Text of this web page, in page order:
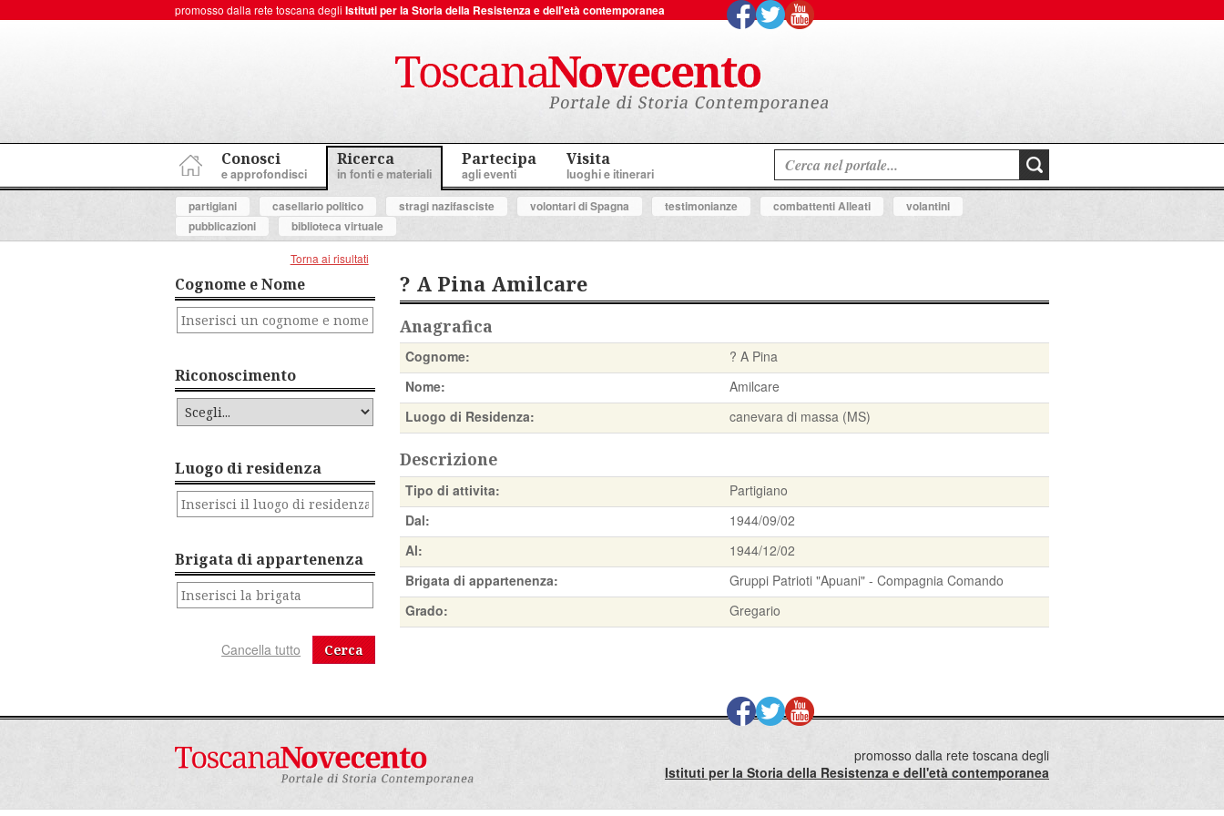
promosso dalla rete toscana degli Istituti per la Storia della Resistenza e dell'età contemporanea
Conosci
e approfondisci
Ricerca
in fonti e materiali
Partecipa
agli eventi
Visita
luoghi e itinerari
partigiani
casellario politico stragi nazifasciste volontari di Spagna testimonianze combattenti Alleati
volantini
pubblicazioni
biblioteca virtuale
Cognome e Nome
Riconoscimento
Luogo di residenza
Brigata di appartenenza
Cerca
Torna ai risultati
? A Pina Amilcare
Anagrafica
Cognome:
? A Pina
Nome:
Amilcare
Luogo di Residenza:
canevara di massa (MS)
Descrizione
Tipo di attivita:
Partigiano
Dal:
1944/09/02
Al:
1944/12/02
Brigata di appartenenza:
Gruppi Patrioti "Apuani" - Compagnia Comando
Grado:
Gregario
promosso dalla rete toscana degli
Istituti per la Storia della Resistenza e dell'età contemporanea